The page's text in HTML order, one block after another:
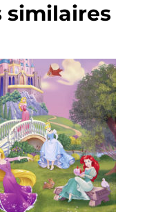
similaires